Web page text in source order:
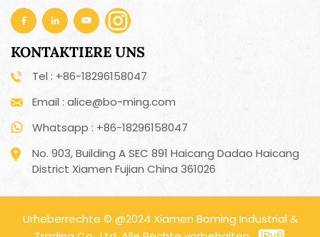
KONTAKTIERE UNS
Tel : +86-18296158047
Email : alice@bo-ming.com
Whatsapp : +86-18296158047
No. 903, Building A SEC 891 Haicang Dadao Haicang
District Xiamen Fujian China 361026
Urheberrechte © @2024 Xiamen Boming Industrial &